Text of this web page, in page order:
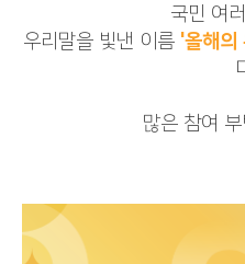
국민 여
우리말을 빛낸 이름 '올해의
많은 참여